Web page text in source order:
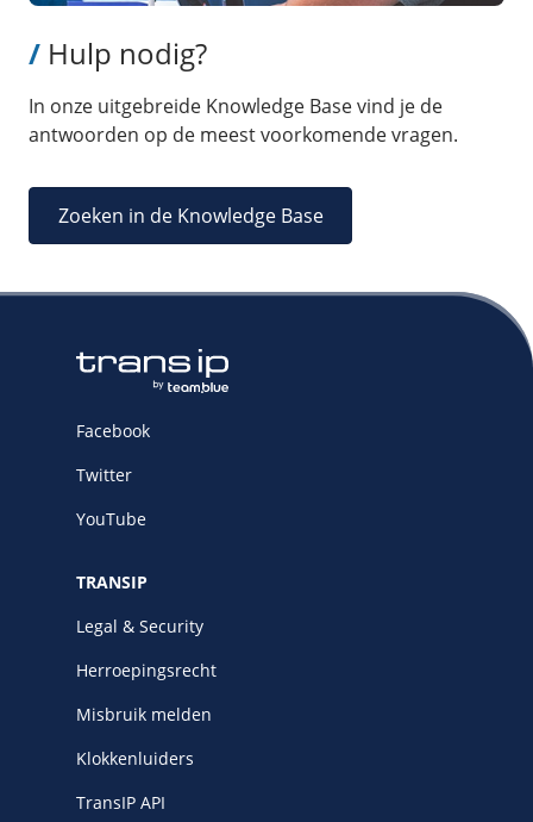
/ Hulp nodig?
In onze uitgebreide Knowledge Base vind je de
antwoorden op de meest voorkomende vragen.
Zoeken in de Knowledge Base
Facebook
Twitter
YouTube
TRANSIP
Legal & Security
Herroepingsrecht
Misbruik melden
Klokkenluiders
TransIP API